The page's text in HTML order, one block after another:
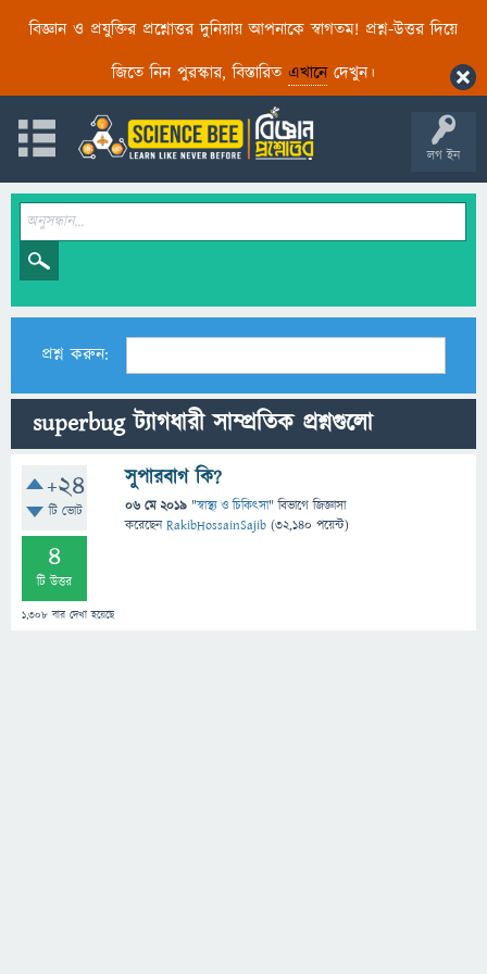
বিজ্ঞান ও প্রযুক্তির প্রশ্নোত্তর দুনিয়ায় আপনাকে স্বাগতম! প্রশ্ন-উত্তর দিয়ে
জিতে নিন পুরস্কার, বিস্তারিত এখানেদেখুন।
লগ ইন
প্রশ্ন করুন:
superbug ট্যাগধারী সাম্প্রতিক প্রশ্নগুলো
+24
টি ভোট
4
টি উত্তর
1,308 বার দেখা হয়েছে
সুপারবাগ কি?
06 মে 2019 "স্বাস্থ্য ও চিকিৎসা" বিভাগে জিজ্ঞাসা
করেছেনRakibHossainSajib (32,140 পয়েন্ট)